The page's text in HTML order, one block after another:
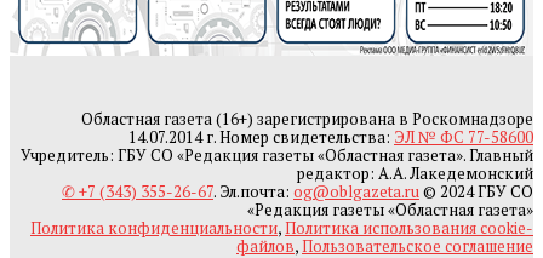
Областная газета (16+) зарегистрирована в Роскомнадзоре
14.07.2014 г. Номер свидетельства: ЭЛ № ФС 77-58600
Учредитель: ГБУ СО «Редакция газеты «Областная газета». Главный
редактор: А.А. Лакедемонский
✆ +7 (343) 355-26-67. Эл.почта: og@oblgazeta.ru© 2024 ГБУ СО
«Редакция газеты «Областная газета»
Политика конфиденциальности,Политика использования cookie-
файлов,Пользовательское соглашение